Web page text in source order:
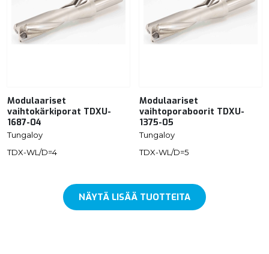
Modulaariset
vaihtokärkiporat TDXU-
1687-04
Tungaloy
TDX-WL/D=4
Modulaariset
vaihtoporaboorit TDXU-
1375-05
Tungaloy
TDX-WL/D=5
NÄYTÄ LISÄÄ TUOTTEITA